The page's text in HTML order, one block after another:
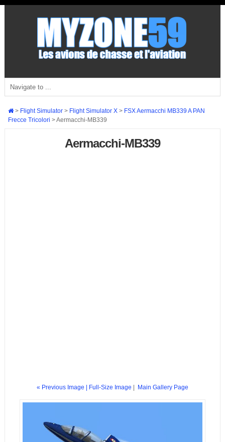
> Flight Simulator> Flight Simulator X> FSX Aermacchi MB339 A PAN
Frecce Tricolori >Aermacchi-MB339
Aermacchi-MB339
« Previous Image | Full-Size Image Main Gallery Page